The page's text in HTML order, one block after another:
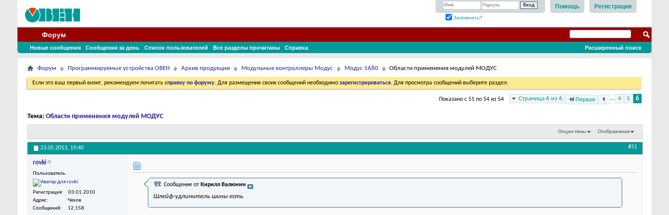
Регистрация
Помощь
Запомнить?
Форум
Новые сообщения Сообщения за день Список пользователей Все разделы прочитаны Справка Расширенный поиск
Форум Программируемые устройства ОВЕН Архив продукции Модульные контроллеры Модус Модус 5680 Области применения модулей МОДУС
Если это ваш первый визит, рекомендуем почитать справку по форуму. Для размещения своих сообщений необходимо зарегистрироваться. Для просмотра сообщений выберите раздел.
Страница 6 из 6 Первая ... 4 5 6
Показано с 51 по 54 из 54
Тема: Области применения модулей МОДУС
Опции темы Отображение
23.05.2013, 19:40 #51
rovki
Пользователь
Регистрация
03.01.2010
Адрес
Чехов
Сообщений
12,158
Сообщение от Кирилл Валюнин
Шлейф-удлинитель шины есть.